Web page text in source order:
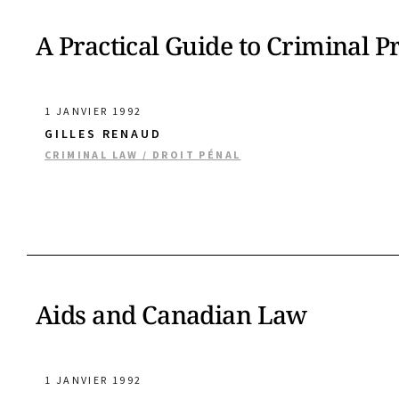
A Practical Guide to Criminal
1 JANVIER 1992
GILLES RENAUD
CRIMINAL LAW / DROIT PÉNAL
Aids and Canadian Law
1 JANVIER 1992